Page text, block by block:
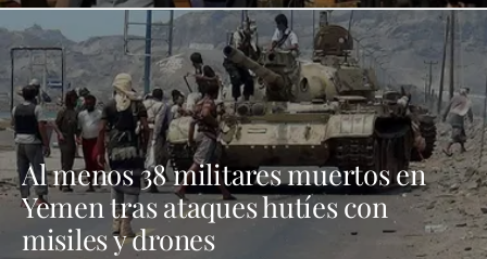
Al menos 38 militares muertos en
Yemen tras ataques hutíes con
misiles y drones